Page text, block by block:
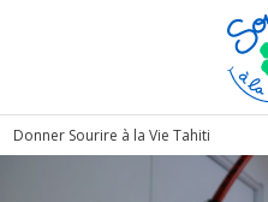
Donner Sourire à la Vie Tahiti
Panneau de gestion des cookies